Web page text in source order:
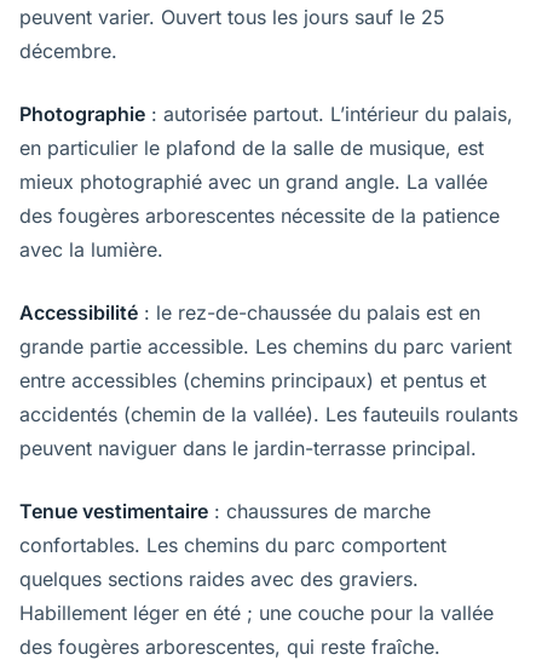
peuvent varier. Ouvert tous les jours sauf le 25
décembre.
Photographie : autorisée partout. L’intérieur du palais,
en particulier le plafond de la salle de musique, est
mieux photographié avec un grand angle. La vallée
des fougères arborescentes nécessite de la patience
avec la lumière.
Accessibilité : le rez-de-chaussée du palais est en
grande partie accessible. Les chemins du parc varient
entre accessibles (chemins principaux) et pentus et
accidentés (chemin de la vallée). Les fauteuils roulants
peuvent naviguer dans le jardin-terrasse principal.
Tenue vestimentaire : chaussures de marche
confortables. Les chemins du parc comportent
quelques sections raides avec des graviers.
Habillement léger en été ; une couche pour la vallée
des fougères arborescentes, qui reste fraîche.